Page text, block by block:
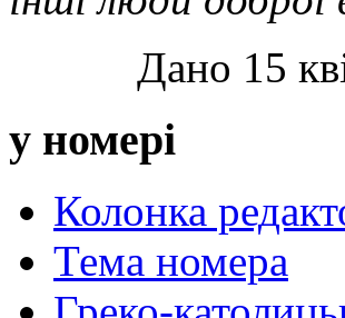
Дано 15
у номері
Колонка
Тема номера